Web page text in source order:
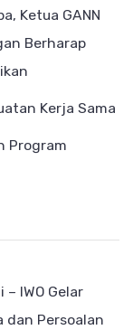
Ketua GANN
Berharap
Kerja Sama
Program
IWO Gelar
dan Persoalan